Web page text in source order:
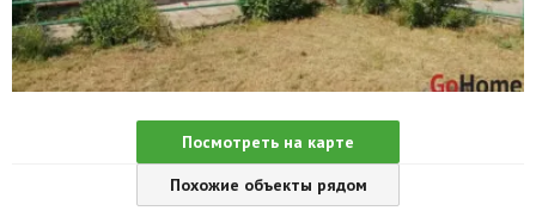
Агентства
Ремонт квартир
Грузовое такси
Способы оплаты
Посмотреть на карте
Похожие объекты рядом